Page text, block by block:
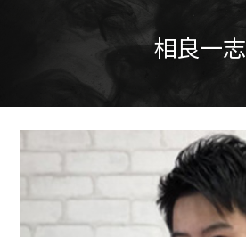
相良一志